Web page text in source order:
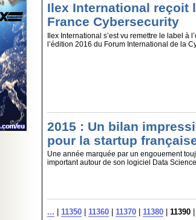
Ilex International reçoit
France Cybersecurity
Ilex International s’est vu remettre le label à
l’édition 2016 du Forum International de la
2015 : Un bilan
pour la startup
Une année marquée par un engouement
important autour de son logiciel Data
... 11350 11360 11370 11380 11390